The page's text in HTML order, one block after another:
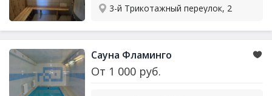
3-й Трикотажный переулок, 2
Сауна Фламинго
От 1 000 руб.